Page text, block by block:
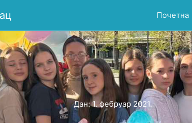
Почетна
Дан:1. фебруар 2021.